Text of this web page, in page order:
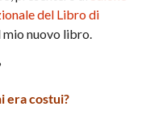
del Libro di
mio nuovo libro.
era costui?